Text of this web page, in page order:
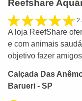
Reefshare
2
A loja ReefShare
e com animais
objetivo fazer
Calçada Das
Barueri - SP